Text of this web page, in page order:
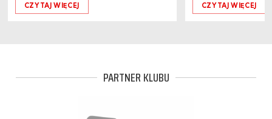
CZYTAJ WIĘCEJ CZYTAJ WIĘCEJ
PARTNER KLUBU